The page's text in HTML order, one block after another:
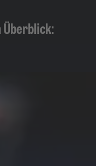
Überblick: